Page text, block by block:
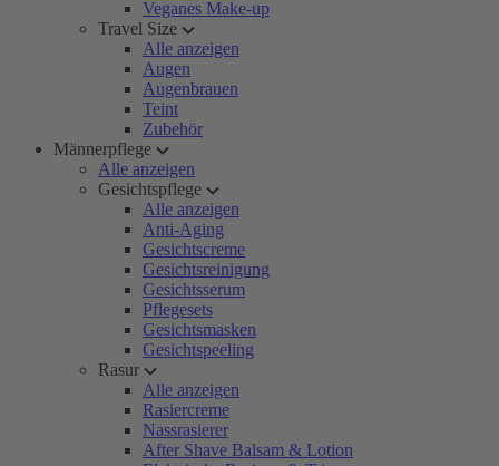
Veganes Make-up
Travel Size
Alle anzeigen
Augen
Augenbrauen
Teint
Zubehör
Männerpflege
Alle anzeigen
Gesichtspflege
Alle anzeigen
Anti-Aging
Gesichtscreme
Gesichtsreinigung
Gesichtsserum
Pflegesets
Gesichtsmasken
Gesichtspeeling
Rasur
Alle anzeigen
Rasiercreme
Nassrasierer
After Shave Balsam & Lotion